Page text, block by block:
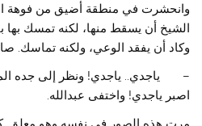
وانحشرت في منطقة أضيق من فوهة
الشيخ أن يسقط منها، لكنه تمسك بها
وكاد أن يفقد الوعي، ولكنه تماسك.
– ياجدي.. ياجدي! ونظر إلى جده
اصبر ياجدي! واختفى عبدالله.